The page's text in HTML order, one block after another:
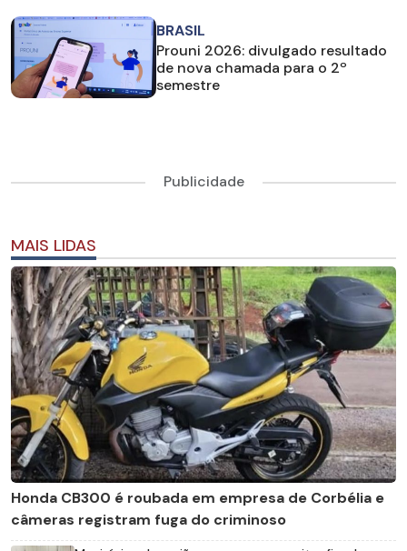
BRASIL
Prouni 2026: divulgado resultado
de nova chamada para o 2º
semestre
Publicidade
MAIS LIDAS
Honda CB300 é roubada em empresa de Corbélia e
câmeras registram fuga do criminoso